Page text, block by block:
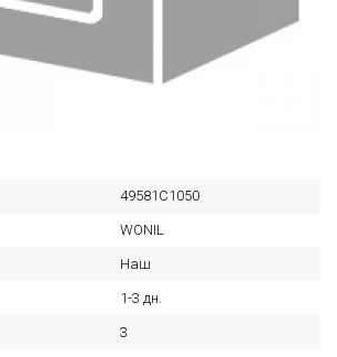
49581C1050
WONIL
Наш
1-3 дн.
3